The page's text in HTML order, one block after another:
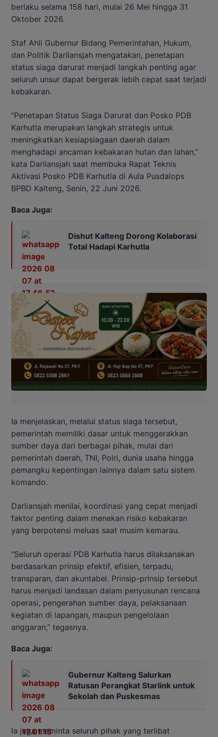
berlaku selama 158 hari, mulai 26 Mei hingga 31
Oktober 2026.
Staf Ahli Gubernur Bidang Pemerintahan, Hukum,
dan Politik Darliansjah mengatakan, penetapan
status siaga darurat menjadi langkah penting agar
seluruh unsur dapat bergerak lebih cepat saat terjadi
kebakaran.
“Penetapan Status Siaga Darurat dan Posko PDB
Karhutla merupakan langkah strategis untuk
meningkatkan kesiapsiagaan daerah dalam
menghadapi ancaman kebakaran hutan dan lahan,”
kata Darliansjah saat membuka Rapat Teknis
Aktivasi Posko PDB Karhutla di Aula Pusdalops
BPBD Kalteng, Senin, 22 Juni 2026.
Baca Juga:
Dishut Kalteng Dorong Kolaborasi
Total Hadapi Karhutla
Ia menjelaskan, melalui status siaga tersebut,
pemerintah memiliki dasar untuk menggerakkan
sumber daya dari berbagai pihak, mulai dari
pemerintah daerah, TNI, Polri, dunia usaha hingga
pemangku kepentingan lainnya dalam satu sistem
komando.
Darliansjah menilai, koordinasi yang cepat menjadi
faktor penting dalam menekan risiko kebakaran
yang berpotensi meluas saat musim kemarau.
“Seluruh operasi PDB Karhutla harus dilaksanakan
berdasarkan prinsip efektif, efisien, terpadu,
transparan, dan akuntabel. Prinsip-prinsip tersebut
harus menjadi landasan dalam penyusunan rencana
operasi, pengerahan sumber daya, pelaksanaan
kegiatan di lapangan, maupun pengelolaan
anggaran,” tegasnya.
Baca Juga:
Gubernur Kalteng Salurkan
Ratusan Perangkat Starlink untuk
Sekolah dan Puskesmas
Ia juga meminta seluruh pihak yang terlibat